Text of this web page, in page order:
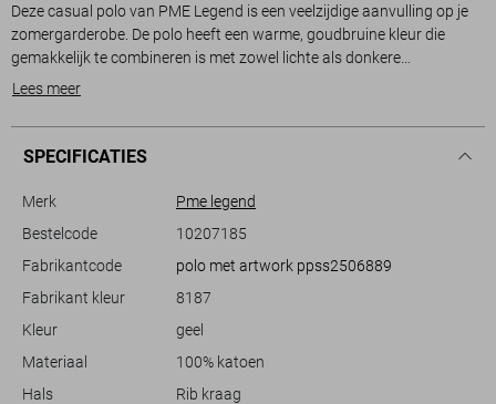
Deze casual polo van PME Legend is een veelzijdige aanvulling op je
zomergarderobe. De polo heeft een warme, goudbruine kleur die
gemakkelijk te combineren is met zowel lichte als donkere
kledingstukken. Het opvallende, geborduurde PME Legend-logo op de
100% katoen, biedt het een ademend en comfortabel gevoel, perfect
voor warme dagen.
Met zijn regular fit en korte mouwen biedt deze PME Legend polo een
De rib kraag en de stijlvolle knoopsluiting geven het shirt een klassieke
uitstraling, terwijl de subtiele details op de mouw zorgen voor een
unieke twist. Draag het in een informele setting, zoals een barbecue of
zomeractiviteiten.
Lees meer
SPECIFICATIES
Merk
Pme legend
Bestelcode
10207185
Fabrikantcode
polo met artwork ppss2506889
Fabrikant kleur
8187
Kleur
geel
Materiaal
100% katoen
Hals
Rib kraag